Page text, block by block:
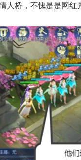
人桥，不愧是是网红